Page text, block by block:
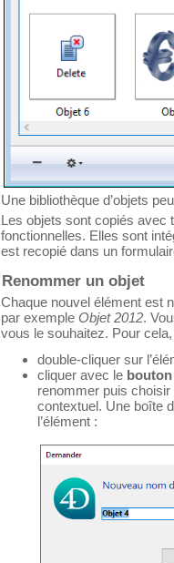
Une bibliothèque d’objets
Les objets sont copiés avec
fonctionnelles. Elles sont
est recopié dans un
Renommer un objet
Chaque nouvel élément est
par exemple Objet 2012.
vous le souhaitez. Pour
double-cliquer sur
cliquer avec le
renommer puis
contextuel. Une boîte
l’élément :